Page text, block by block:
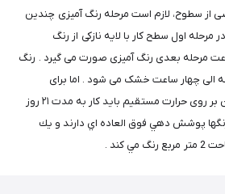
سطوح، لازم است مرحله رنگ آمیزی چندین
مرحله اول سطح کار با لایه نازکی از رنگ
مرحله بعدی رنگ آمیزی صورت می گیرد . رنگ
الی چهار ساعت خشک می شود . اما برای
خراشیده نشدن و یا قرار دادن بر روی حرارت مستقیم باید کار به مدت ۲۱ روز
پوشش دهي فوق العاده اي دارند و يك
كند .